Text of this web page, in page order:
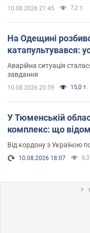
10.08.2026 21:45 7,2 т.
На Одещині
катапультувався:
Аварійна ситуація
завдання
10.08.2026 20:59 15,0 т.
У Тюменській
комплекс: що
Від кордону з Україною
10.08.2026 18:07